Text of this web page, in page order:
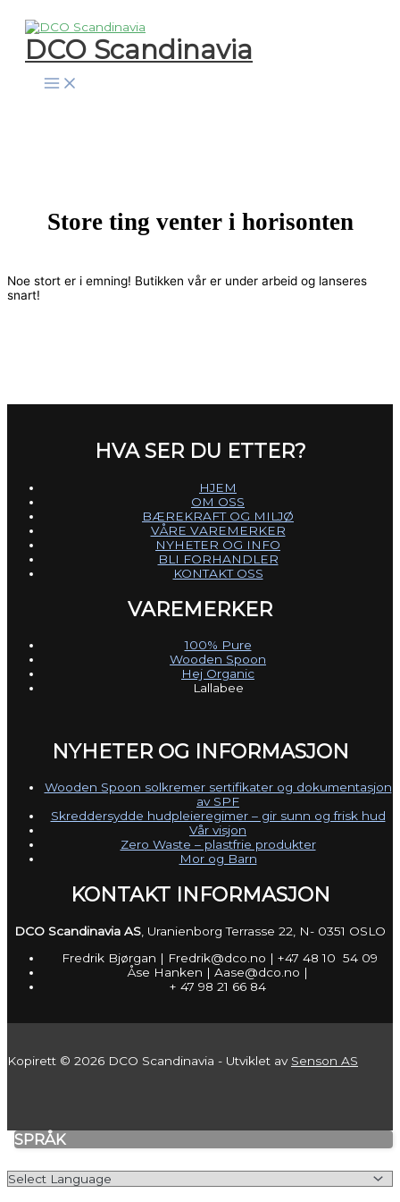
rett
innholdet
DCO Scandinavia
Store ting venter i horisonten
Noe stort er i emning! Butikken vår er under arbeid og lanseres
snart!
HVA SER DU ETTER?
HJEM
OM OSS
BÆREKRAFT OG MILJØ
VÅRE VAREMERKER
NYHETER OG INFO
BLI FORHANDLER
KONTAKT OSS
VAREMERKER
100% Pure
Wooden Spoon
Hej Organic
Lallabee
NYHETER OG INFORMASJON
Wooden Spoon solkremer sertifikater og dokumentasjon
av SPF
Skreddersydde hudpleieregimer – gir sunn og frisk hud
Vår visjon
Zero Waste – plastfrie produkter
Mor og Barn
KONTAKT INFORMASJON
DCO Scandinavia AS , Uranienborg Terrasse 22, N- 0351 OSLO
Fredrik Bjørgan | Fredrik@dco.no | +47 48 10 54 09
Åse Hanken | Aase@dco.no |
+ 47 98 21 66 84
Kopirett © 2026 DCO Scandinavia - Utviklet av Senson AS
SPRÅK